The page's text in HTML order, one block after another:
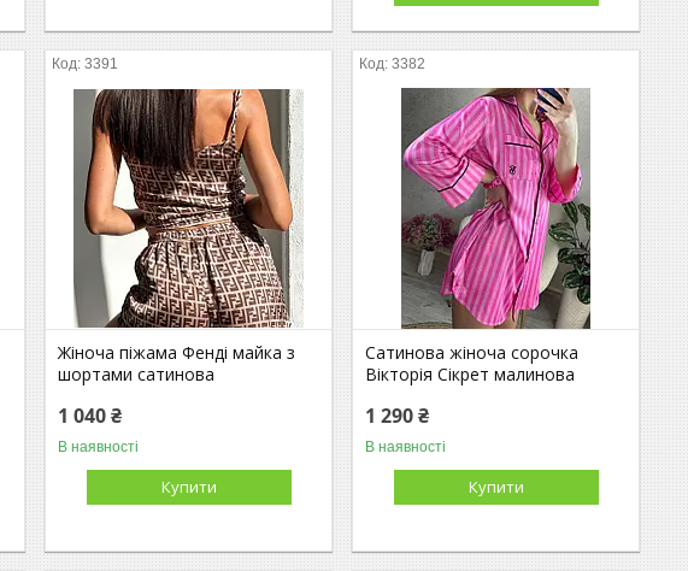
3391
Жіноча піжама Фенді майка з
шортами сатинова
1 040 ₴
В наявності
Купити
3382
Сатинова жіноча сорочка
Вікторія Сікрет малинова
1 290 ₴
В наявності
Купити